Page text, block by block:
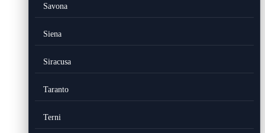
Savona
Siena
Siracusa
Taranto
Terni